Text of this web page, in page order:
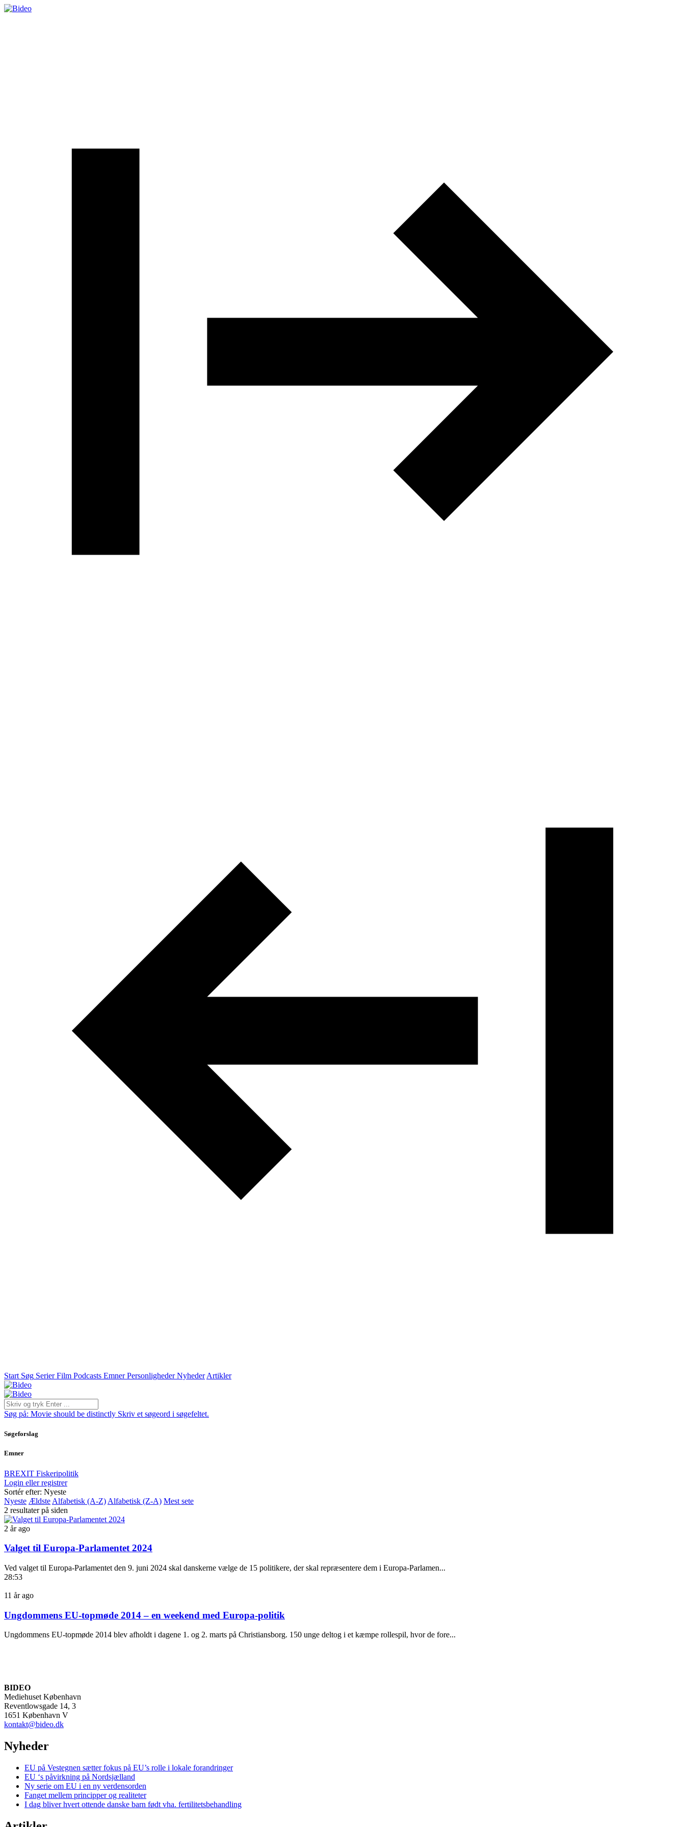
Start Søg Serier Film Podcasts Emner Personligheder Nyheder Artikler
Søg på: Movie should be distinctly Skriv et søgeord i søgefeltet.
Søgeforslag
Emner
BREXIT Fiskeripolitik
Login eller registrer
Sortér efter: Nyeste
Nyeste Ældste Alfabetisk (A-Z) Alfabetisk (Z-A) Mest sete
2 resultater på siden
2 år ago
Valget til Europa-Parlamentet 2024
Ved valget til Europa-Parlamentet den 9. juni 2024 skal danskerne vælge de 15 politikere, der skal repræsentere dem i Europa-Parlamen...
28:53
11 år ago
Ungdommens EU-topmøde 2014 – en weekend med Europa-politik
Ungdommens EU-topmøde 2014 blev afholdt i dagene 1. og 2. marts på Christiansborg. 150 unge deltog i et kæmpe rollespil, hvor de fore...
BIDEO
Mediehuset København
Reventlowsgade 14, 3
1651 København V
kontakt@bideo.dk
Nyheder
EU på Vestegnen sætter fokus på EU’s rolle i lokale forandringer
EU ‘s påvirkning på Nordsjælland
Ny serie om EU i en ny verdensorden
Fanget mellem principper og realiteter
I dag bliver hvert ottende danske barn født vha. fertilitetsbehandling